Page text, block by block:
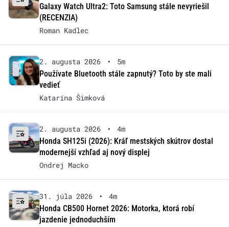
Galaxy Watch Ultra2: Toto Samsung stále nevyriešil
(RECENZIA)
Roman Kadlec
2. augusta 2026 •
5m
Používate Bluetooth stále zapnutý? Toto by ste mali
vedieť
Katarína Šimková
2. augusta 2026 •
4m
Honda SH125i (2026): Kráľ mestských skútrov dostal
modernejší vzhľad aj nový displej
Ondrej Macko
31. júla 2026 •
4m
Honda CB500 Hornet 2026: Motorka, ktorá robí
jazdenie jednoduchším